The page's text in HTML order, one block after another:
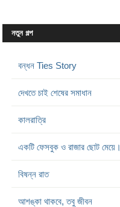
নতুন গল্প
বন্ধন Ties Story
দেখতে চাই শেষের সমাধান
কালরাত্রি
একটি ফেসবুক ও রাজার ছোট মেয়ে।
বিষন্ন রাত
আশঙ্কা থাকবে, তবু জীবন